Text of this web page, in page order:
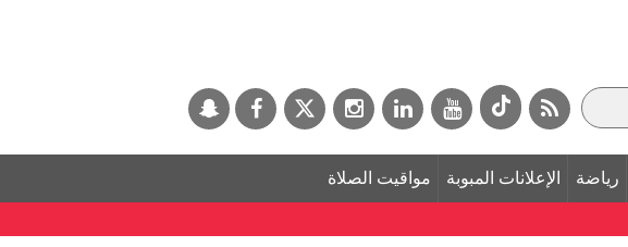
رياضة الإعلانات المبوبة مواقيت الصلاة